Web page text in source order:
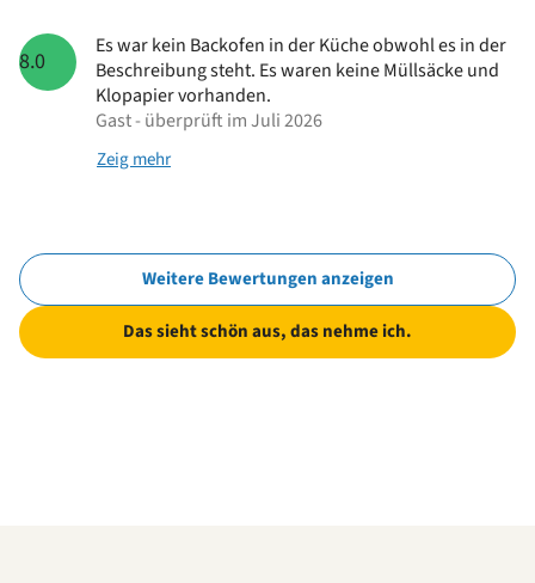
8.0
Es war kein Backofen in der Küche obwohl es in der
Beschreibung steht. Es waren keine Müllsäcke und
Klopapier vorhanden.
Gast - überprüft im Juli 2026
Zeig mehr
Weitere Bewertungen anzeigen
Das sieht schön aus, das nehme ich.